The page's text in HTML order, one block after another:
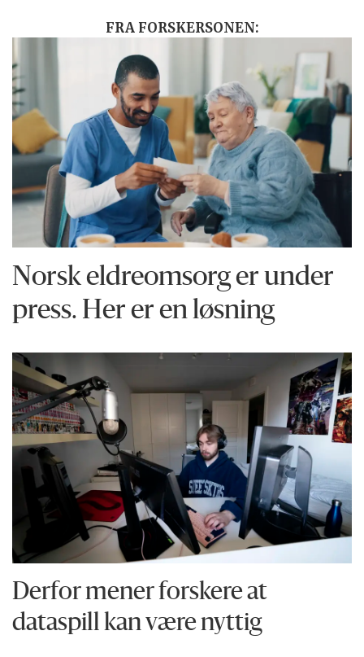
FRA FORSKERSONEN:
Norsk eldreomsorg er under
press. Her er en løsning
Derfor mener forskere at
dataspill kan være nyttig